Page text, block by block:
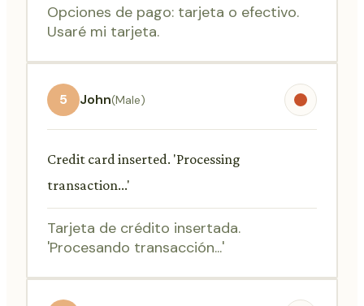
Opciones de pago: tarjeta o efectivo.
Usaré mi tarjeta.
5 John(Male)
Credit card inserted. 'Processing
transaction...'
Tarjeta de crédito insertada.
'Procesando transacción...'